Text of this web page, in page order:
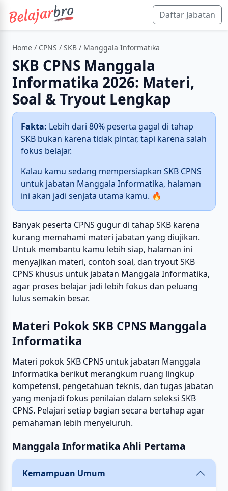
Daftar Jabatan
Home / CPNS / SKB / Manggala Informatika
SKB CPNS Manggala
Informatika 2026: Materi,
Soal & Tryout Lengkap
Fakta: Lebih dari 80% peserta gagal di tahap
SKB bukan karena tidak pintar, tapi karena salah
fokus belajar.
Kalau kamu sedang mempersiapkan SKB CPNS
untuk jabatan Manggala Informatika, halaman
ini akan jadi senjata utama kamu. 🔥
Banyak peserta CPNS gugur di tahap SKB karena
kurang memahami materi jabatan yang diujikan.
Untuk membantu kamu lebih siap, halaman ini
menyajikan materi, contoh soal, dan tryout SKB
CPNS khusus untuk jabatan Manggala Informatika,
agar proses belajar jadi lebih fokus dan peluang
lulus semakin besar.
Materi Pokok SKB CPNS Manggala
Informatika
Materi pokok SKB CPNS untuk jabatan Manggala
Informatika berikut merangkum ruang lingkup
kompetensi, pengetahuan teknis, dan tugas jabatan
yang menjadi fokus penilaian dalam seleksi SKB
CPNS. Pelajari setiap bagian secara bertahap agar
pemahaman lebih menyeluruh.
Manggala Informatika Ahli Pertama
Kemampuan Umum